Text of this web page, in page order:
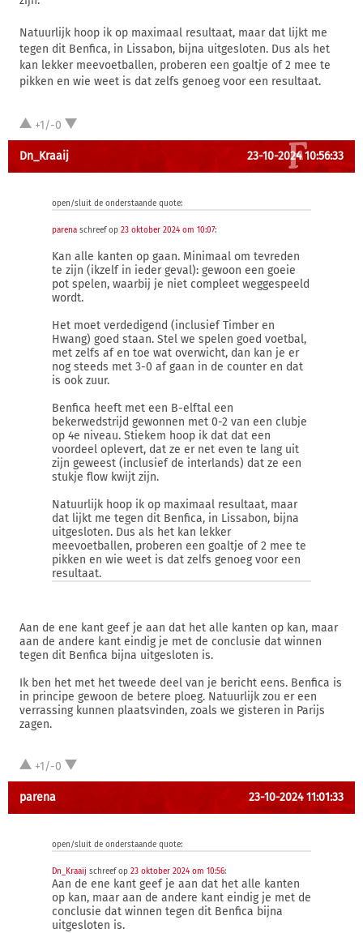
Natuurlijk hoop ik op maximaal resultaat, maar dat lijkt me
tegen dit Benfica, in Lissabon, bijna uitgesloten. Dus als het
kan lekker meevoetballen, proberen een goaltje of 2 mee te
pikken en wie weet is dat zelfs genoeg voor een resultaat.
+1/-0
Dn_Kraaij 23-10-2024 10:56:33
open/sluit de onderstaande quote:
parena schreef op 23 oktober 2024 om 10:07:
Kan alle kanten op gaan. Minimaal om tevreden
te zijn (ikzelf in ieder geval): gewoon een goeie
pot spelen, waarbij je niet compleet weggespeeld
wordt.
Het moet verdedigend (inclusief Timber en
Hwang) goed staan. Stel we spelen goed voetbal,
met zelfs af en toe wat overwicht, dan kan je er
nog steeds met 3-0 af gaan in de counter en dat
is ook zuur.
Benfica heeft met een B-elftal een
bekerwedstrijd gewonnen met 0-2 van een clubje
op 4e niveau. Stiekem hoop ik dat dat een
voordeel oplevert, dat ze er net even te lang uit
zijn geweest (inclusief de interlands) dat ze een
stukje flow kwijt zijn.
Natuurlijk hoop ik op maximaal resultaat, maar
dat lijkt me tegen dit Benfica, in Lissabon, bijna
uitgesloten. Dus als het kan lekker
meevoetballen, proberen een goaltje of 2 mee te
pikken en wie weet is dat zelfs genoeg voor een
resultaat.
Aan de ene kant geef je aan dat het alle kanten op kan, maar
aan de andere kant eindig je met de conclusie dat winnen
tegen dit Benfica bijna uitgesloten is.
Ik ben het met het tweede deel van je bericht eens. Benfica is
in principe gewoon de betere ploeg. Natuurlijk zou er een
verrassing kunnen plaatsvinden, zoals we gisteren in Parijs
zagen.
+1/-0
parena 23-10-2024 11:01:33
open/sluit de onderstaande quote:
Dn_Kraaij schreef op 23 oktober 2024 om 10:56:
Aan de ene kant geef je aan dat het alle kanten
op kan, maar aan de andere kant eindig je met de
conclusie dat winnen tegen dit Benfica bijna
uitgesloten is.